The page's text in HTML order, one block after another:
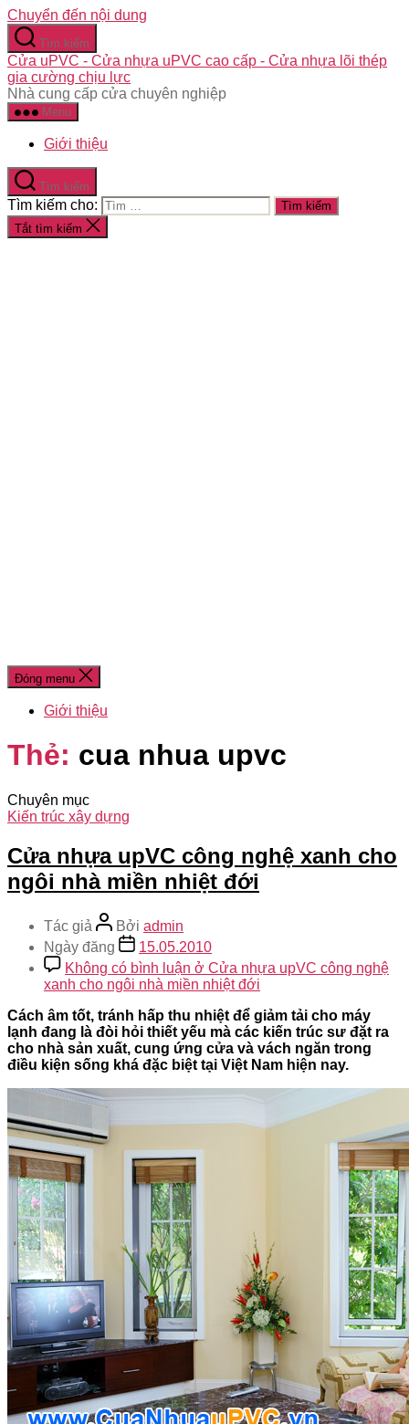
Chuyển đến nội dung
Tìm kiếm
Cửa uPVC - Cửa nhựa uPVC cao cấp - Cửa nhựa lõi thép
gia cường chịu lực
Nhà cung cấp cửa chuyên nghiệp
Menu
Giới thiệu
Tìm kiếm
Tìm kiếm cho:
Tắt tìm kiếm
Đóng menu
Giới thiệu
Thẻ: cua nhua upvc
Chuyên mục
Kiến trúc xây dựng
Cửa nhựa upVC công nghệ xanh cho
ngôi nhà miền nhiệt đới
Tác giả Bởi admin
Ngày đăng
15.05.2010
Không có bình luận ở Cửa nhựa upVC công nghệ
xanh cho ngôi nhà miền nhiệt đới
Cách âm tốt, tránh hấp thu nhiệt để giảm tải cho máy
lạnh đang là đòi hỏi thiết yếu mà các kiến trúc sư đặt ra
cho nhà sản xuất, cung ứng cửa và vách ngăn trong
điều kiện sống khá đặc biệt tại Việt Nam hiện nay.